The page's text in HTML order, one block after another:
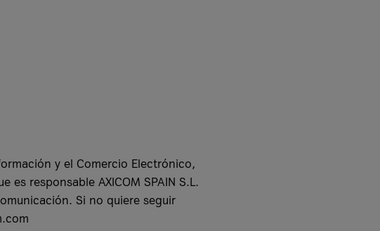
y el Comercio Electrónico,
responsable AXICOM SPAIN S.L.
Si no quiere seguir